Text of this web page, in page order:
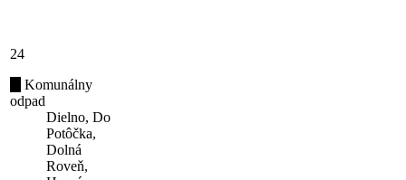
24
Komunálny
odpad
Dielno, Do
Potôčka,
Dolná
Roveň,